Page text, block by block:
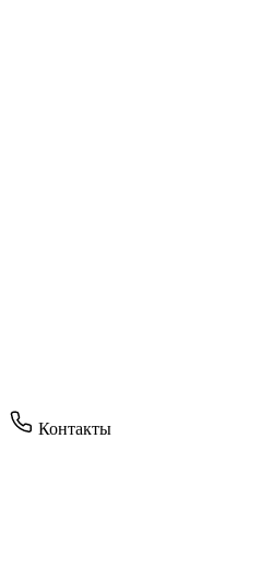
Контакты